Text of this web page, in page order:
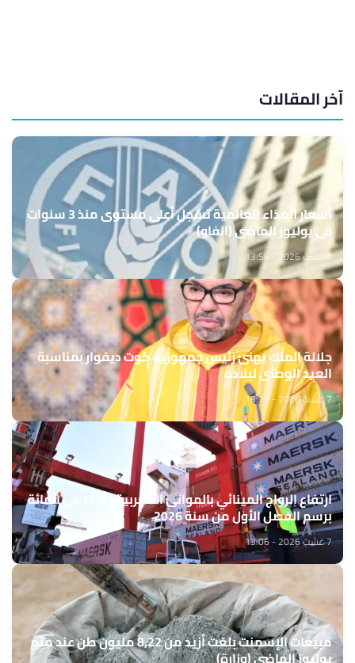
آخر المقالات
أسعار الغذاء العالمية تسجل أعلى مستوى منذ 3 سنوات
في يوليوز الماضي (الفاو)
7 غشت 2026 - 13:56
جلالة الملك يهنئ رئيس جمهورية كوت ديفوار بمناسبة
العيد الوطني لبلاده
7 غشت 2026 - 13:27
ارتفاع الرواج المينائي بالموانئ المغربية بـ14,4 في المائة
برسم الفصل الأول من سنة 2026
7 غشت 2026 - 13:06
مبيعات الإسمنت بلغت أزيد من 8,22 مليون طن عند متم